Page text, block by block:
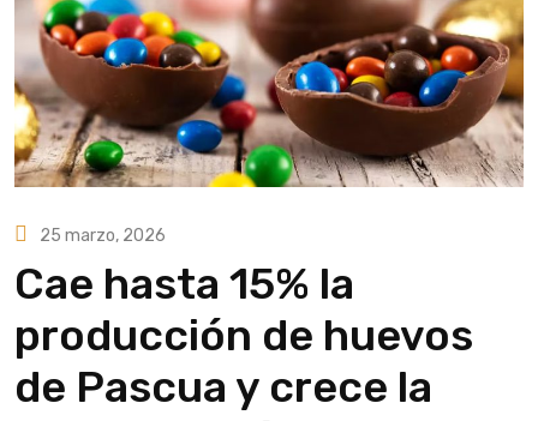
25 marzo, 2026
Cae hasta 15% la
producción de huevos
de Pascua y crece la